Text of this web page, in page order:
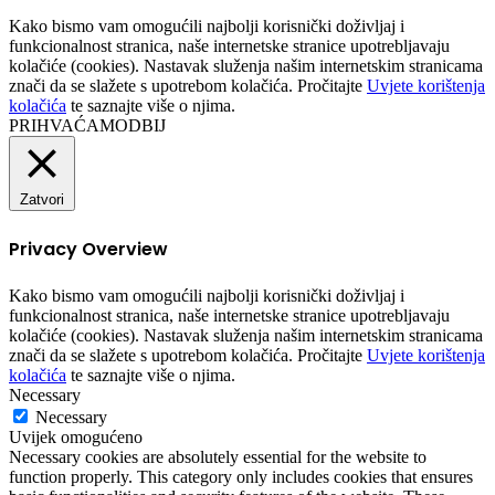
Kako bismo vam omogućili najbolji korisnički doživljaj i
funkcionalnost stranica, naše internetske stranice upotrebljavaju
kolačiće (cookies). Nastavak služenja našim internetskim stranicama
znači da se slažete s upotrebom kolačića. Pročitajte Uvjete korištenja
kolačića te saznajte više o njima.
PRIHVAĆAMODBIJ
Zatvori
Privacy Overview
Kako bismo vam omogućili najbolji korisnički doživljaj i
funkcionalnost stranica, naše internetske stranice upotrebljavaju
kolačiće (cookies). Nastavak služenja našim internetskim stranicama
znači da se slažete s upotrebom kolačića. Pročitajte Uvjete korištenja
kolačića te saznajte više o njima.
Necessary
Necessary
Uvijek omogućeno
Necessary cookies are absolutely essential for the website to
function properly. This category only includes cookies that ensures